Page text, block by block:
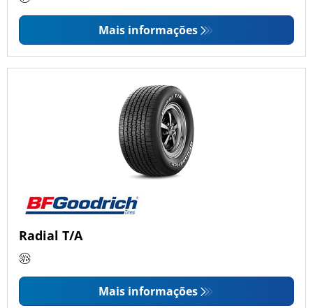
Mais informações
Radial T/A
Mais informações